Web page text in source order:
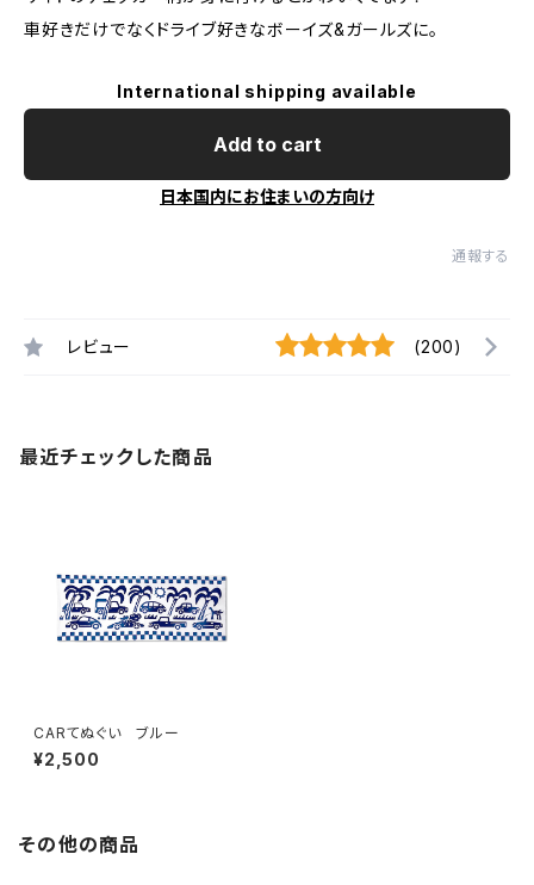
車好きだけでなくドライブ好きなボーイズ&ガールズに。
International shipping available
Add to cart
日本国内にお住まいの方向け
通報する
レビュー (200)
最近チェックした商品
CARてぬぐい ブルー
¥2,500
その他の商品